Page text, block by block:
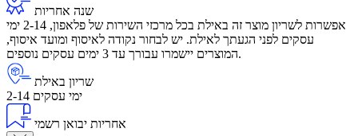
שנה אחריות
אפשרות לשריון מוצר זה באילת בכל מרכזי השירות של פלאפון, 2-14 ימי
עסקים לפני הגעתך לאילת. יש לבחור נקודה לאיסוף ומועד איסוף,
המוצרים יישמרו עבורך עד 3 ימים עסקים נוספים.
שריון באילת
2-14 ימי עסקים
אחריות יבואן רשמי